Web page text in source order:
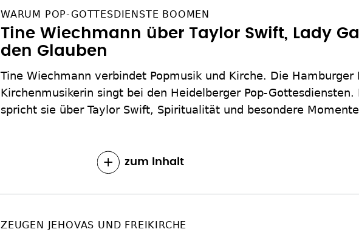
WARUM POP-GOTTESDIENSTE BOOMEN
Tine Wiechmann über Taylor Swift, Lady
den Glauben
Tine Wiechmann verbindet Popmusik und Kirche. Die Hamburger
Kirchenmusikerin singt bei den Heidelberger Pop-
spricht sie über Taylor Swift, Spiritualität und besondere
zum Inhalt
ZEUGEN JEHOVAS UND FREIKIRCHE